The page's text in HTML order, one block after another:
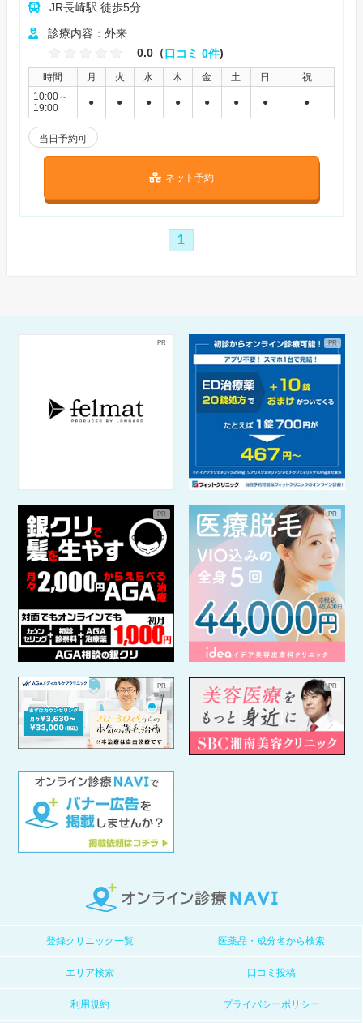
JR長崎駅 徒歩5分
診療内容：外来
0.0（口コミ 0件)
時間 月 火 水 木 金 土 日
祝
10:00～
19:00
● ● ● ● ● ● ● ●
当日予約可
ネット予約
1
登録クリニック一覧 医薬品・成分名から検索
エリア検索 口コミ投稿
利用規約 プライバシーポリシー